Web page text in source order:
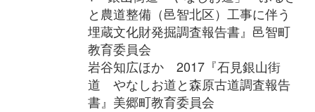
と農道整備（邑智北区）工事に伴う
埋蔵文化財発掘調査報告書』邑智町
教育委員会
岩谷知広ほか 2017『石見銀山街
道 やなしお道と森原古道調査報告
書』美郷町教育委員会